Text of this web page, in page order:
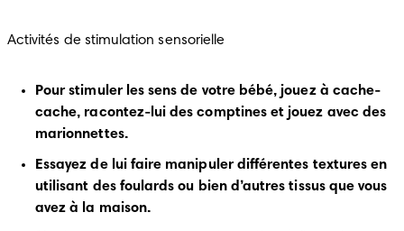
Activités de stimulation sensorielle
Pour stimuler les sens de votre bébé, jouez à cache-
cache, racontez-lui des comptines et jouez avec des
marionnettes.
Essayez de lui faire manipuler différentes textures en
utilisant des foulards ou bien d’autres tissus que vous
avez à la maison.